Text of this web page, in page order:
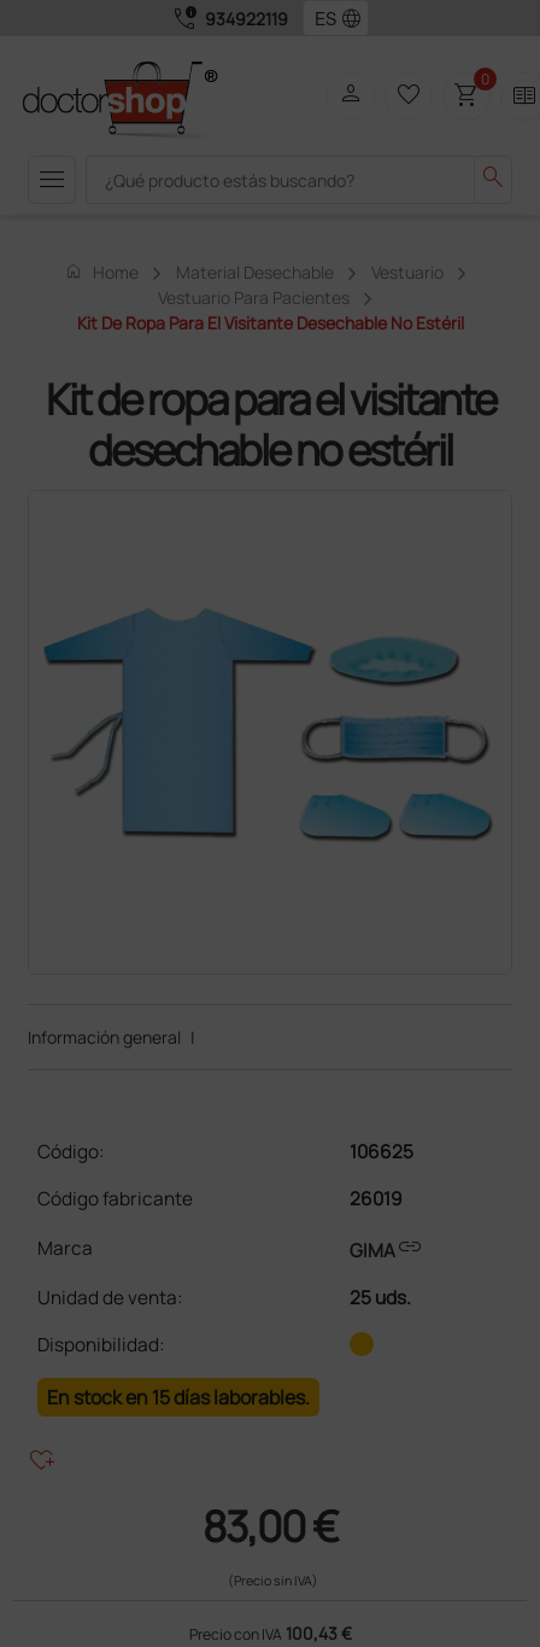
call_quality 934922119 language
menu search
person favorite_border shopping_cart0 two_pager
home Home Material Desechable
Vestuario
Vestuario Para Pacientes
Kit De Ropa Para El Visitante Desechable No Estéril
Kit de ropa para el visitante
desechable no estéril
Información general |
Código:
106625
Código fabricante
26019
Marca
GIMAlink
Unidad de venta:
25 uds.
Disponibilidad:
En stock en 15 días laborables.
heart_plus
83,00 €
(Precio sin IVA)
Precio con IVA 100,43 €